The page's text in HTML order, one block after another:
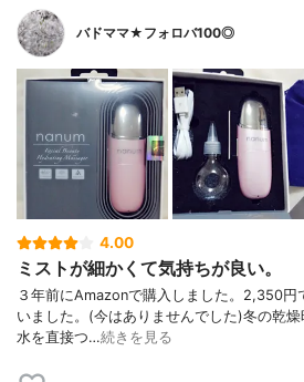
バドママ★フォロバ100◎
4.00
ミストが細かくて気持ちが良い。
３年前にAmazonで購入しました。2,350
いました。(今はありませんでした)冬の乾
水を直接つ…続きを見る